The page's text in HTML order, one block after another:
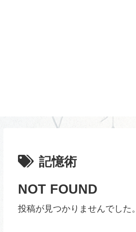
記憶術
NOT FOUND
投稿が見つかりませんでした。